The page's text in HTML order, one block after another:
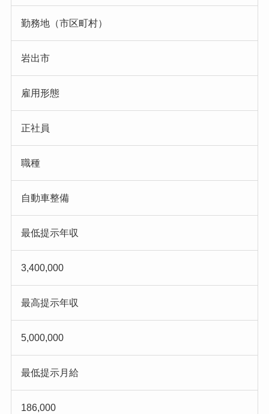
勤務地（市区町村）
岩出市
雇用形態
正社員
職種
自動車整備
最低提示年収
3,400,000
最高提示年収
5,000,000
最低提示月給
186,000